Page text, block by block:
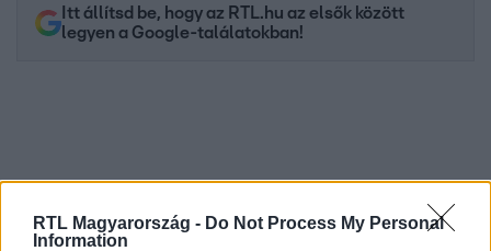
RTL Magyarország - Do Not Process My Personal
Information
Itt állítsd be, hogy az RTL.hu az elsők között
legyen a Google-találatokban!